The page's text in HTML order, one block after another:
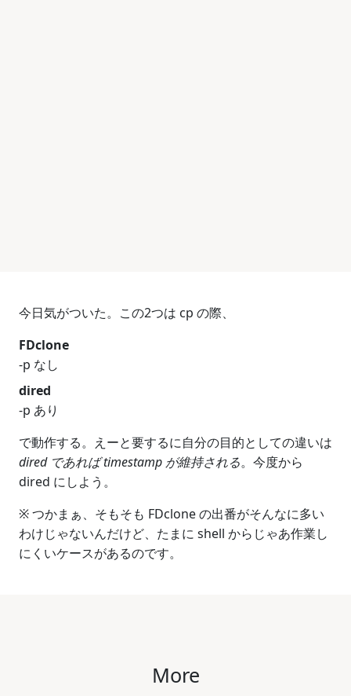
今日気がついた。この2つは cp の際、
FDclone
-p なし
dired
-p あり
で動作する。えーと要するに自分の目的としての違いは
dired であれば timestamp が維持される。今度から
dired にしよう。
※ つかまぁ、そもそも FDclone の出番がそんなに多い
わけじゃないんだけど、たまに shell からじゃあ作業し
にくいケースがあるのです。
More